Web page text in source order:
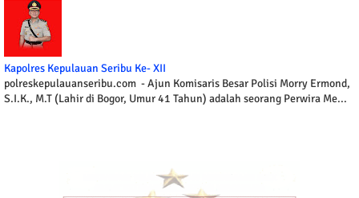
Kapolres Kepulauan Seribu Ke- XII
polreskepulauanseribu.com - Ajun Komisaris Besar Polisi Morry Ermond,
S.I.K., M.T (Lahir di Bogor, Umur 41 Tahun) adalah seorang Perwira Me...